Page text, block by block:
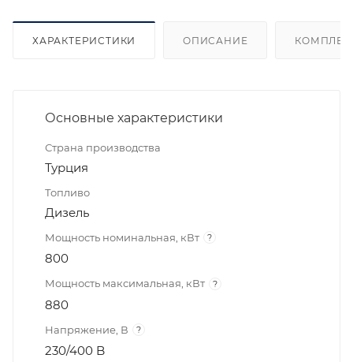
ХАРАКТЕРИСТИКИ ОПИСАНИЕ
Основные характеристики
Страна производства
Турция
Топливо
Дизель
Мощность номинальная, кВт ?
800
Мощность максимальная, кВт ?
880
Напряжение, В ?
230/400 B